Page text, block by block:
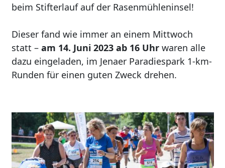
beim Stifterlauf auf der Rasenmühleninsel!
Dieser fand wie immer an einem Mittwoch
statt – am 14. Juni 2023 ab 16 Uhr waren alle
dazu eingeladen, im Jenaer Paradiespark 1-km-
Runden für einen guten Zweck drehen.
Image